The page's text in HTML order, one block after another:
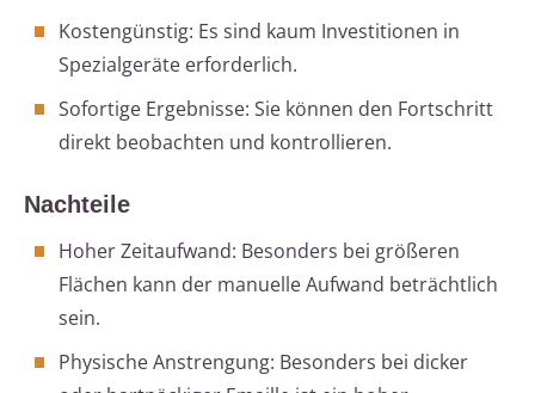
Kostengünstig: Es sind kaum Investitionen in
Spezialgeräte erforderlich.
Sofortige Ergebnisse: Sie können den Fortschritt
direkt beobachten und kontrollieren.
Nachteile
Hoher Zeitaufwand: Besonders bei größeren
Flächen kann der manuelle Aufwand beträchtlich
sein.
Physische Anstrengung: Besonders bei dicker